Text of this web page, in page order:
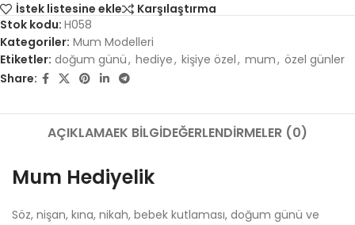
İstek listesine ekle
Karşılaştırma
Stok kodu: H058
Kategoriler: Mum Modelleri
Etiketler: doğum günü, hediye, kişiye özel, mum, özel günler
Share:
AÇIKLAMAEK BILGIDEĞERLENDIRMELER (0)
Mum Hediyelik
Söz, nişan, kına, nikah, bebek kutlaması, doğum günü ve